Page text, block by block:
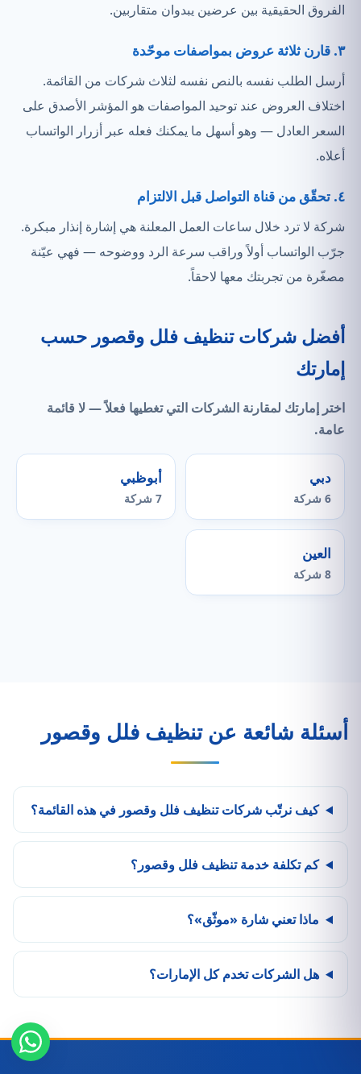
الفروق الحقيقية بين عرضين يبدوان متقاربين.
٣. قارن ثلاثة عروض بمواصفات موحّدة
أرسل الطلب نفسه بالنص نفسه لثلاث شركات من القائمة.
اختلاف العروض عند توحيد المواصفات هو المؤشر الأصدق على
السعر العادل — وهو أسهل ما يمكنك فعله عبر أزرار الواتساب
أعلاه.
٤. تحقّق من قناة التواصل قبل الالتزام
شركة لا ترد خلال ساعات العمل المعلنة هي إشارة إنذار مبكرة.
جرّب الواتساب أولاً وراقب سرعة الرد ووضوحه — فهي عيّنة
مصغّرة من تجربتك معها لاحقاً.
أفضل شركات تنظيف فلل وقصور حسب
إمارتك
اختر إمارتك لمقارنة الشركات التيتغطيها فعلاً— لا قائمة
عامة.
دبي
6 شركة
أبوظبي
7 شركة
العين
8 شركة
أسئلة شائعة عن تنظيف فلل وقصور
كيف نرتّب شركات تنظيف فلل وقصور في هذه القائمة؟
كم تكلفة خدمة تنظيف فلل وقصور؟
ماذا تعني شارة «موثّق»؟
هل الشركات تخدم كل الإمارات؟